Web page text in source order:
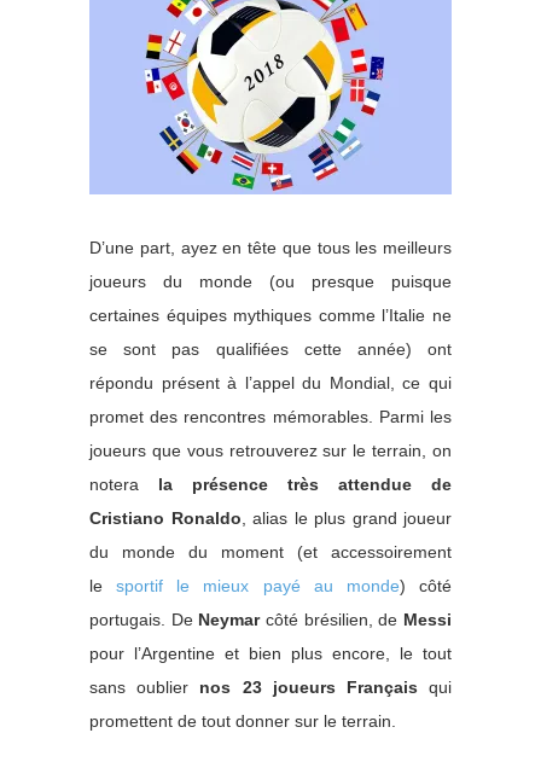
D’une part, ayez en tête que tous les meilleurs
joueurs du monde (ou presque puisque
certaines équipes mythiques comme l’Italie ne
se sont pas qualifiées cette année) ont
répondu présent à l’appel du Mondial, ce qui
promet des rencontres mémorables. Parmi les
joueurs que vous retrouverez sur le terrain, on
notera la présence très attendue de
Cristiano Ronaldo , alias le plus grand joueur
du monde du moment (et accessoirement
lesportif le mieux payé au monde) côté
portugais. De Neymarcôté brésilien, de Messi
pour l’Argentine et bien plus encore, le tout
sans oublier nos 23 joueurs Français qui
promettent de tout donner sur le terrain.